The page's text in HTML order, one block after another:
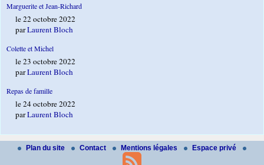
Marguerite et Jean-Richard
le 22 octobre 2022
parLaurent Bloch
Colette et Michel
le 23 octobre 2022
parLaurent Bloch
Repas de famille
le 24 octobre 2022
parLaurent Bloch
Plan du site Contact Mentions légales Espace privé